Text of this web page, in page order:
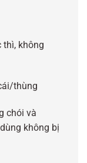
thì, không
thùng
chói và
không bị